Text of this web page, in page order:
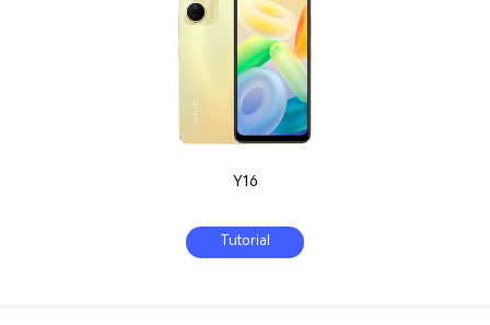
Y16
Tutorial